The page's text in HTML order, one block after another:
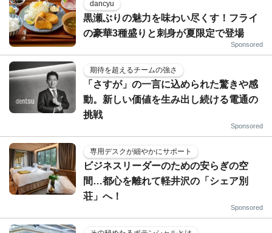
dancyu
黒瀬ぶりの魅力を味わい尽くす！フライ
の豪華3種盛りと刺身が夏限定で登場
Sponsored
期待を超えるチームの強さ
「さすが」の一言に込められた驚きや感
動。新しい価値を生み出し続ける電通の
挑戦
Sponsored
専用デスクが細やかにサポート
ビジネスリーダーのための安らぎの空
間…都心を離れて軽井沢の「シェア別
荘」へ！
Sponsored